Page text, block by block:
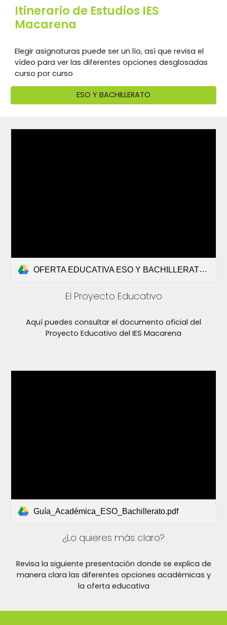
Itinerario de Estudios IES
Macarena
Elegir asignaturas puede ser un lío, así que revisa el
vídeo para ver las diferentes opciones desglosadas
curso por curso
ESO Y BACHILLERATO
OFERTA EDUCATIVA ESO Y BACHILLERATO.pdf
El Proyecto Educativo
Aquí puedes consultar el documento oficial del
Proyecto Educativo del IES Macarena
Guía_Académica_ESO_Bachillerato.pdf
¿Lo quieres más claro?
Revisa la siguiente presentación donde se explica de
manera clara las diferentes opciones académicas y
la oferta educativa